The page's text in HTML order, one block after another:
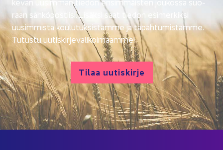
raan säh­kö­pos­tii­si. Li­säk­si saat tie­don esi­mer­kik­si
uusim­mis­ta kou­lu­tuk­sis­tam­me ja ta­pah­tu­mis­tam­me.
Tu­tus­tu uu­tis­kir­je­va­li­koi­maam­me!
Tilaa uu­tis­kir­je